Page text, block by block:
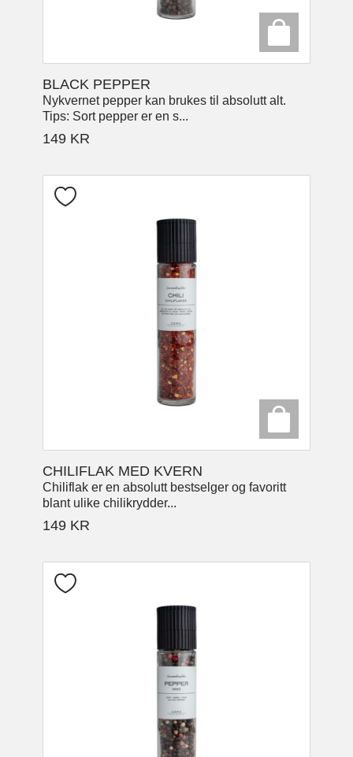
BLACK PEPPER
Nykvernet pepper kan brukes til absolutt alt.
Tips: Sort pepper er en s...
149 KR
CHILIFLAK MED KVERN
Chiliflak er en absolutt bestselger og favoritt
blant ulike chilikrydder...
149 KR